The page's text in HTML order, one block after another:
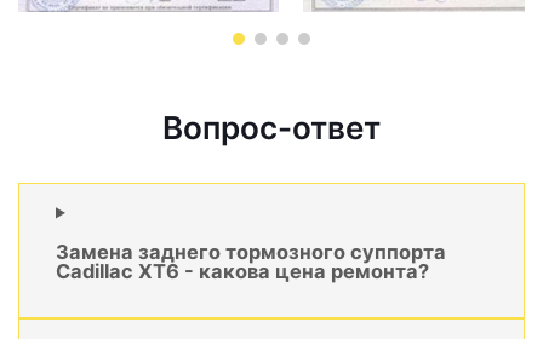
Вопрос-ответ
Замена заднего тормозного суппорта
Cadillac XT6 - какова цена ремонта?